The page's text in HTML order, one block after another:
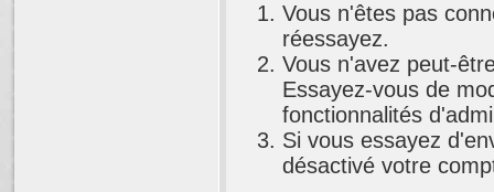
Vous n'êtes pas
réessayez.
Vous n'avez peut-
Essayez-vous de
fonctionnalités
Si vous essayez
désactivé votre